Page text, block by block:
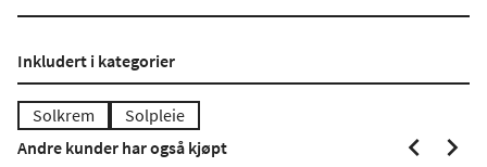
Inkludert i kategorier
Solkrem
Solpleie
Andre kunder har også kjøpt